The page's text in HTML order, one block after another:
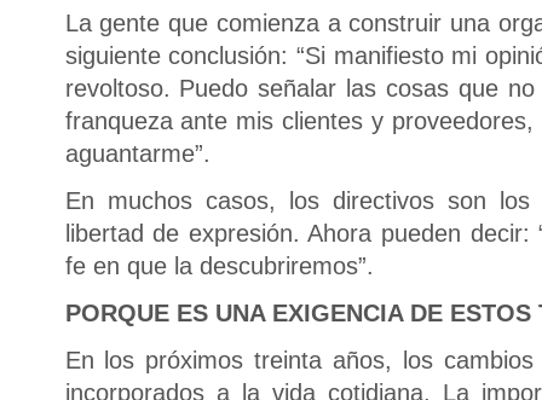
La gente que comienza a construir una
siguiente conclusión: “Si manifiesto mi
revoltoso. Puedo señalar las cosas que
franqueza ante mis clientes y
aguantarme”.
En muchos casos, los directivos son
libertad de expresión. Ahora pueden
fe en que la descubriremos”.
PORQUE ES UNA EXIGENCIA DE ESTOS
En los próximos treinta años, los
incorporados a la vida cotidiana. La